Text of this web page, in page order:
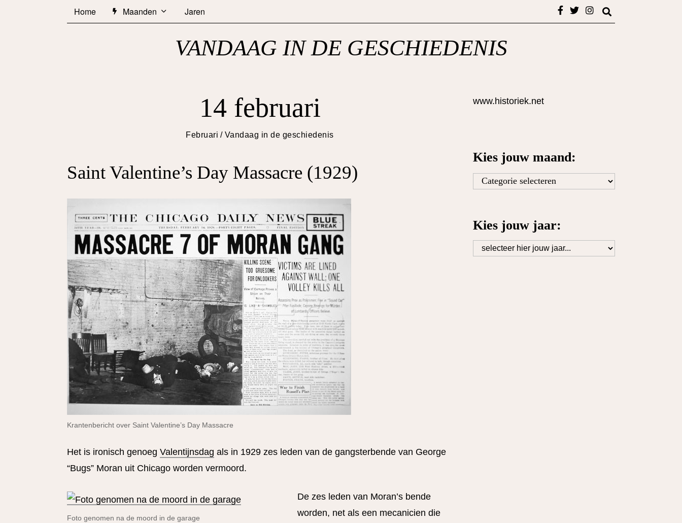
Home Maanden Jaren
VANDAAG IN DE GESCHIEDENIS
14 februari
Februari / Vandaag in de geschiedenis
Saint Valentine’s Day Massacre (1929)
Krantenbericht over Saint Valentine’s Day Massacre
Het is ironisch genoeg Valentijnsdag als in 1929 zes leden van de gangsterbende van George
“Bugs” Moran uit Chicago worden vermoord.
Foto genomen na de moord in de garage
De zes leden van Moran’s bende
worden, net als een mecanicien die
www.historiek.net
Kies jouw maand:
Kies
Kies jouw jaar: